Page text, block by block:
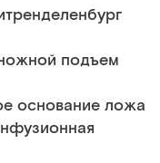
подъем
основание ложа